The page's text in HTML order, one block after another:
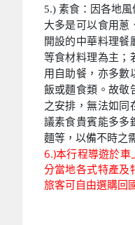
5.) 素食：因各地
大多是可以食用蔥
開設的中華料理餐
等食材料理為主；
用自助餐，亦多數
飯或麵食類。故敬
之安排，無法如同
議素食貴賓能多多
麵等，以備不時之
6.)本行程導遊於車
分當地各式特產及
旅客可自由選購回